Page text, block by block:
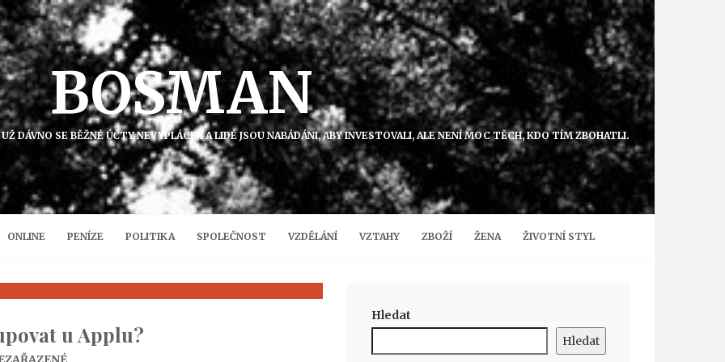
BOSMAN
DÁVNO SE BĚŽNÉ ÚČTY NEVYPLÁCEJÍ A LIDÉ JSOU NABÁDÁNI, ABY INVESTOVALI, ALE NENÍ MOC TĚCH, KDO TÍM ZBOHATLI.
ONLINE PENÍZE POLITIKA SPOLEČNOST VZDĚLÁNÍ VZTAHY ZBOŽÍ ŽENA ŽIVOTNÍ STYL
u Applu?
Hledat
Hledat